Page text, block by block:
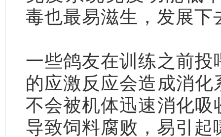
毒也最易滋生，发展下
一些鸽友在训练之前
的应激反应会造成消
不会被机体迅速消化
导致饲料腐败，易引起